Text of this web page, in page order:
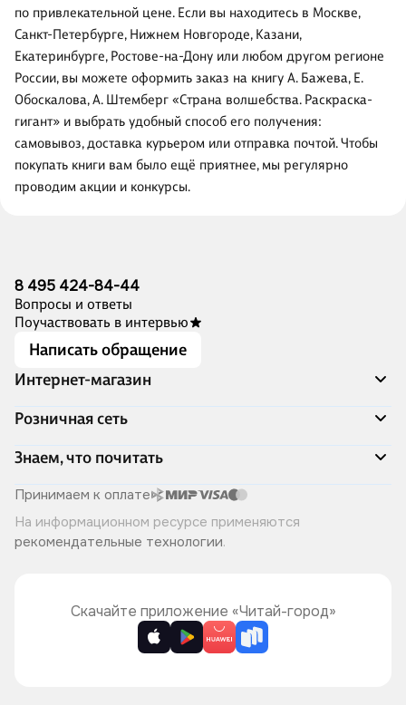
по привлекательной цене. Если вы находитесь в Москве,
Санкт-Петербурге, Нижнем Новгороде, Казани,
Екатеринбурге, Ростове-на-Дону или любом другом регионе
России, вы можете оформить заказ на книгу А. Бажева, Е.
Обоскалова, А. Штемберг «Страна волшебства. Раскраска-
гигант» и выбрать удобный способ его получения:
самовывоз, доставка курьером или отправка почтой. Чтобы
покупать книги вам было ещё приятнее, мы регулярно
проводим акции и конкурсы.
8 495 424-84-44
Вопросы и ответы
Поучаствовать в интервью
Написать обращение
Интернет-магазин
Акции
Доставка и оплата
Программа лояльности
Подарочные сертификаты
Правила продажи
Политика конфиденциальности
Розничная сеть
Адреса магазинов
Книжный Дозор
О компании
Читай-город для бизнеса
Хотите у нас работать?
Знаем, что почитать
Скоро в продаже
Лучшие из лучших
Читай-журнал
Принимаем к оплате
На информационном ресурсе применяются
рекомендательные технологии.
Скачайте приложение «Читай-город»